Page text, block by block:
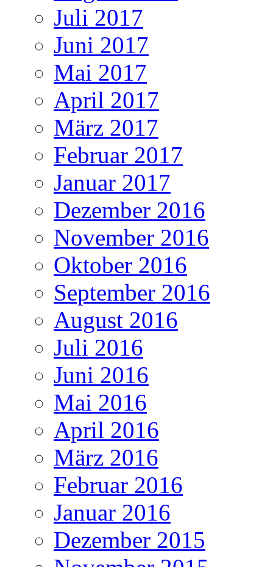
Juli 2017
Juni 2017
Mai 2017
April 2017
März 2017
Februar 2017
Januar 2017
Dezember 2016
November 2016
Oktober 2016
September 2016
August 2016
Juli 2016
Juni 2016
Mai 2016
April 2016
März 2016
Februar 2016
Januar 2016
Dezember 2015